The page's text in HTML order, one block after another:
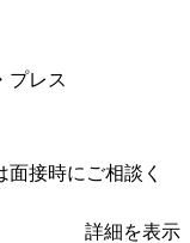
プレス
接時にご相談く
詳細を表示